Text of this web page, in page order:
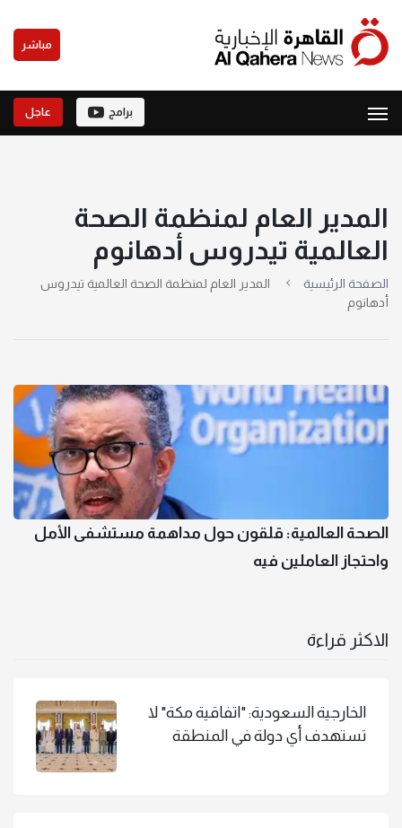
مباشر
برامج عاجل
المدير العام لمنظمة الصحة
العالمية تيدروس أدهانوم
الصفحة الرئيسية
المدير العام لمنظمة الصحة العالمية تيدروس
أدهانوم
الصحة العالمية: قلقون حول مداهمة مستشفى الأمل
واحتجاز العاملين فيه
الاكثر قراءة
الخارجية السعودية: "اتفاقية مكة" لا
تستهدف أي دولة في المنطقة